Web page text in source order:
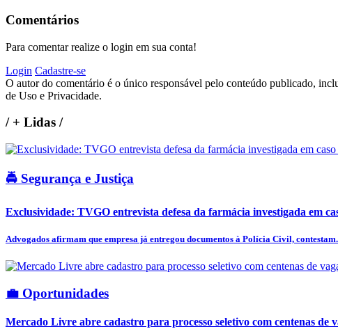
Comentários
Para comentar realize o login em sua conta!
Login Cadastre-se
O autor do comentário é o único responsável pelo conteúdo publicado,
de Uso e Privacidade.
/+ Lidas /
🚔 Segurança e Justiça
Exclusividade: TVGO entrevista defesa da farmácia investigada em
Advogados afirmam que empresa já entregou documentos à Polícia Civil,
💼 Oportunidades
Mercado Livre abre cadastro para processo seletivo com centenas de